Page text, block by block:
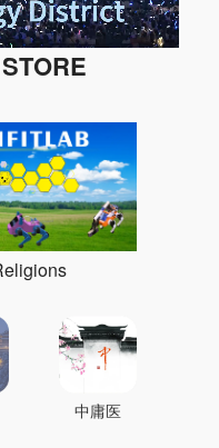
中庸医